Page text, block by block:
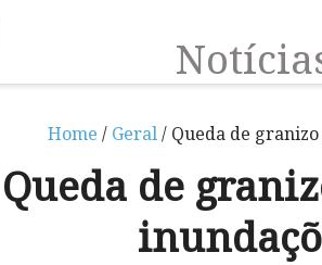
Home / Geral/ Queda de
Queda de